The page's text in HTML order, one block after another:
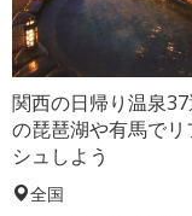
関西の日帰り温泉
の琵琶湖や有馬でリ
シュしよう
全国